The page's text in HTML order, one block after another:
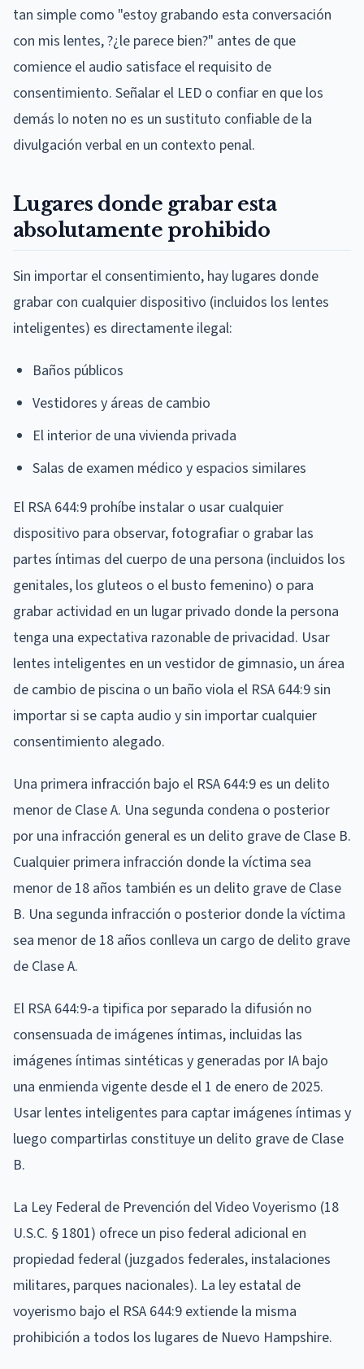
tan simple como "estoy grabando esta conversación
con mis lentes, ?¿le parece bien?" antes de que
comience el audio satisface el requisito de
consentimiento. Señalar el LED o confiar en que los
demás lo noten no es un sustituto confiable de la
divulgación verbal en un contexto penal.
Lugares donde grabar esta
absolutamente prohibido
Sin importar el consentimiento, hay lugares donde
grabar con cualquier dispositivo (incluidos los lentes
inteligentes) es directamente ilegal:
Baños públicos
Vestidores y áreas de cambio
El interior de una vivienda privada
Salas de examen médico y espacios similares
El RSA 644:9 prohíbe instalar o usar cualquier
dispositivo para observar, fotografiar o grabar las
partes íntimas del cuerpo de una persona (incluidos los
genitales, los gluteos o el busto femenino) o para
grabar actividad en un lugar privado donde la persona
tenga una expectativa razonable de privacidad. Usar
lentes inteligentes en un vestidor de gimnasio, un área
de cambio de piscina o un baño viola el RSA 644:9 sin
importar si se capta audio y sin importar cualquier
consentimiento alegado.
Una primera infracción bajo el RSA 644:9 es un delito
menor de Clase A. Una segunda condena o posterior
por una infracción general es un delito grave de Clase B.
Cualquier primera infracción donde la víctima sea
menor de 18 años también es un delito grave de Clase
B. Una segunda infracción o posterior donde la víctima
sea menor de 18 años conlleva un cargo de delito grave
de Clase A.
El RSA 644:9-a tipifica por separado la difusión no
consensuada de imágenes íntimas, incluidas las
imágenes íntimas sintéticas y generadas por IA bajo
una enmienda vigente desde el 1 de enero de 2025.
Usar lentes inteligentes para captar imágenes íntimas y
luego compartirlas constituye un delito grave de Clase
B.
La Ley Federal de Prevención del Video Voyerismo (18
U.S.C. § 1801) ofrece un piso federal adicional en
propiedad federal (juzgados federales, instalaciones
militares, parques nacionales). La ley estatal de
voyerismo bajo el RSA 644:9 extiende la misma
prohibición a todos los lugares de Nuevo Hampshire.